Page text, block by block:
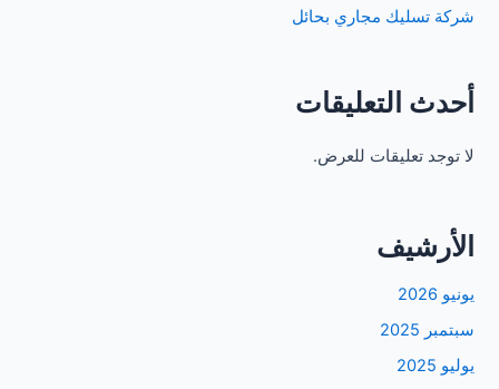
شركة تسليك مجاري بحائل
أحدث التعليقات
لا توجد تعليقات للعرض.
الأرشيف
يونيو 2026
سبتمبر 2025
يوليو 2025